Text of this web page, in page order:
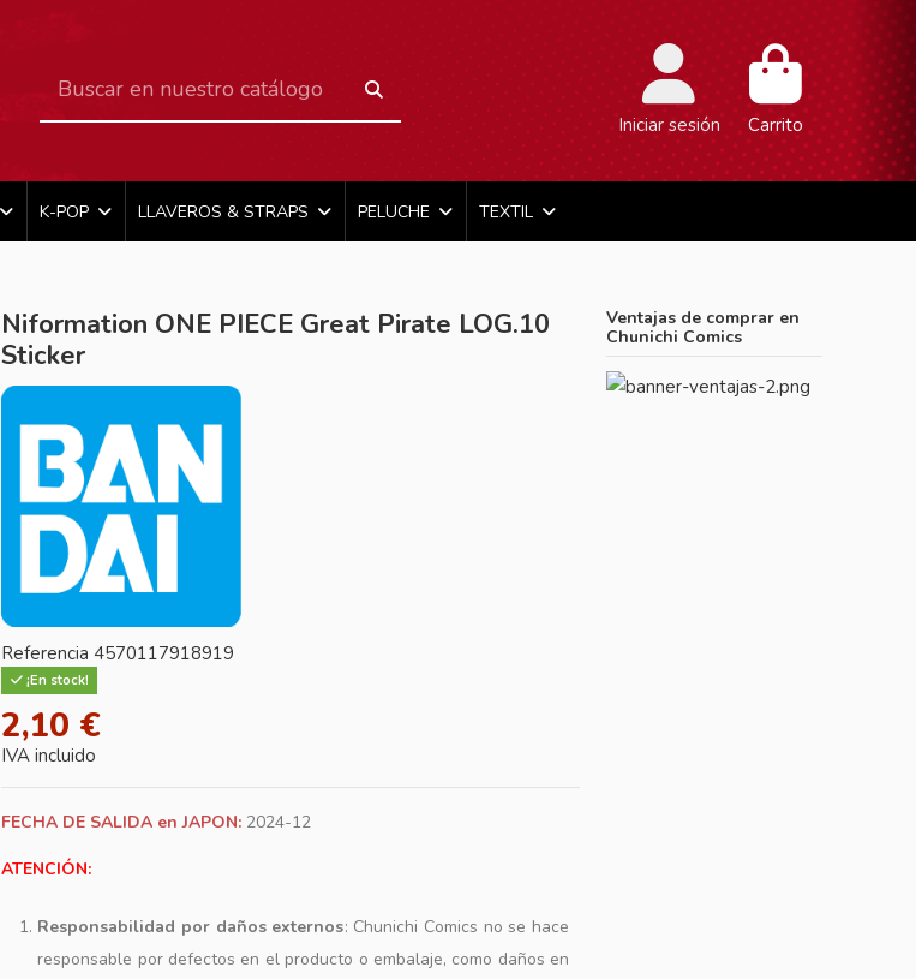
Iniciar sesión Carrito
K-POP LLAVEROS & STRAPS PELUCHE TEXTIL
Niformation ONE PIECE Great Pirate LOG.10
Sticker
Referencia 4570117918919
¡En stock!
2,10 €
IVA incluido
FECHA DE SALIDA en JAPON: 2024-12
ATENCIÓN:
Responsabilidad por daños externos: Chunichi Comics no se hace
responsable por defectos en el producto o embalaje, como daños en
Ventajas de comprar en
Chunichi Comics